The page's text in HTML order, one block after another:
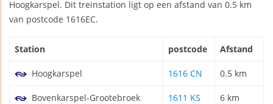
Hoogkarspel. Dit treinstation ligt op een afstand van 0.5 km
van postcode 1616EC.
Station postcode Afstand
Hoogkarspel 1616 CN 0.5 km
Bovenkarspel-Grootebroek 1611 KS 6 km